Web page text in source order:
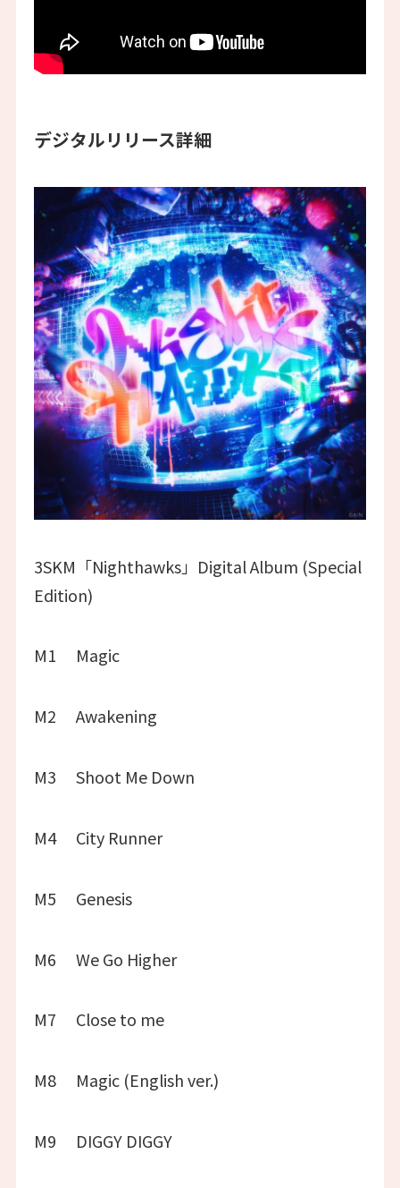
デジタルリリース詳細
3SKM「Nighthawks」Digital Album (Special
Edition)
M1 Magic
M2 Awakening
M3 Shoot Me Down
M4 City Runner
M5 Genesis
M6 We Go Higher
M7 Close to me
M8 Magic (English ver.)
M9 DIGGY DIGGY